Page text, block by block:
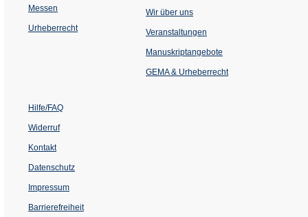
Messen
Urheberrecht
Wir über uns
Veranstaltungen
einem
Tab)
Manuskriptangebote
GEMA & Urheberrecht
Hilfe/FAQ
Widerruf
Kontakt
Datenschutz
Impressum
Barrierefreiheit